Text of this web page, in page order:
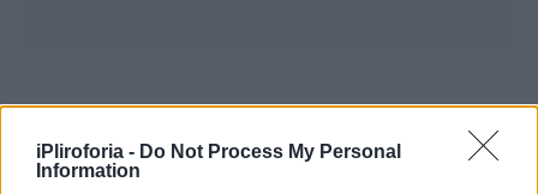
iPliroforia - Do Not Process My Personal
Information